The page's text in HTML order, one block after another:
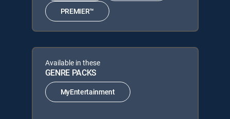
PREMIER™
Available in these
GENRE PACKS
MyEntertainment